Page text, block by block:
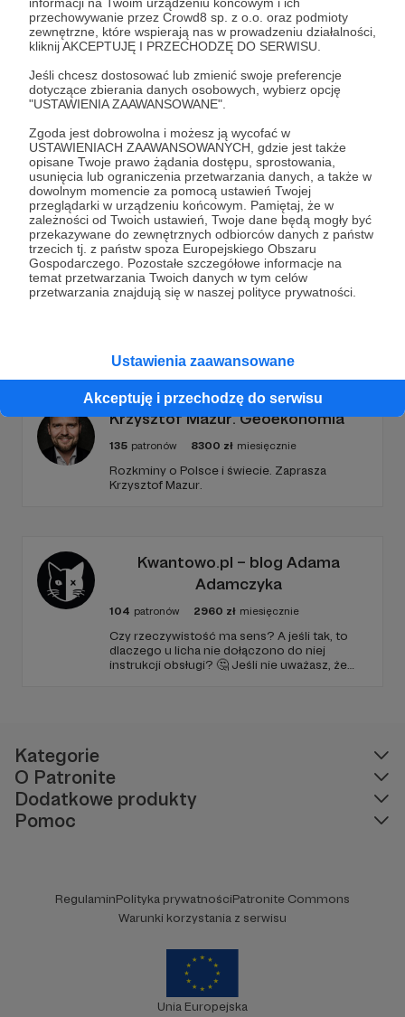
przechowywanie przez Crowd8 sp. z o.o. oraz podmioty
zewnętrzne, które wspierają nas w prowadzeniu działalności,
kliknij AKCEPTUJĘ I PRZECHODZĘ DO SERWISU.
Jeśli chcesz dostosować lub zmienić swoje preferencje
dotyczące zbierania danych osobowych, wybierz opcję
"USTAWIENIA ZAAWANSOWANE".
Zgoda jest dobrowolna i możesz ją wycofać w
USTAWIENIACH ZAAWANSOWANYCH, gdzie jest także
opisane Twoje prawo żądania dostępu, sprostowania,
usunięcia lub ograniczenia przetwarzania danych, a także w
dowolnym momencie za pomocą ustawień Twojej
przeglądarki w urządzeniu końcowym. Pamiętaj, że w
zależności od Twoich ustawień, Twoje dane będą mogły być
przekazywane do zewnętrznych odbiorców danych z państw
trzecich tj. z państw spoza Europejskiego Obszaru
Gospodarczego. Pozostałe szczegółowe informacje na
temat przetwarzania Twoich danych w tym celów
przetwarzania znajdują się w naszej polityce prywatności.
Ustawienia zaawansowane
Akceptuję i przechodzę do serwisu
Dołącz do grona Patronów!
Wesprzyj działalność AutoraHubi Michalak
Zostań Patronem
Krzysztof Mazur. Geoekonomia
135 patronów 8300 zł miesięcznie
Rozkminy o Polsce i świecie. Zaprasza
Krzysztof Mazur.
Kwantowo.pl – blog Adama
Adamczyka
104 patronów 2960 zł miesięcznie
Czy rzeczywistość ma sens? A jeśli tak, to
dlaczego u licha nie dołączono do niej
instrukcji obsługi? 🤔 Jeśli nie uważasz, że
Kategorie
O Patronite
Dodatkowe produkty
Pomoc
RegulaminPolityka prywatnościPatronite Commons
Warunki korzystania z serwisu
Unia Europejska